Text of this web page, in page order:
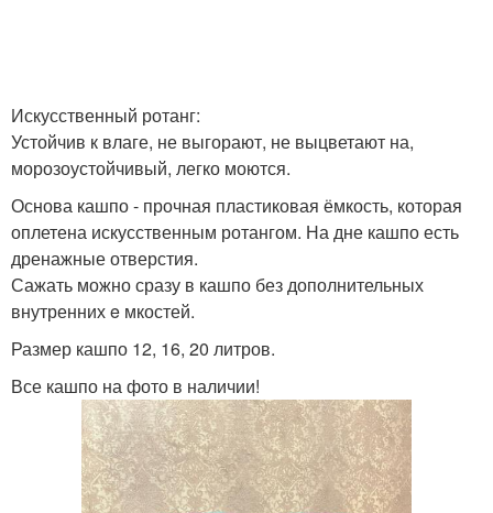
Искусственный ротанг:
Устойчив к влаге, не выгорают, не выцветают на,
морозоустойчивый, легко моются.
Основа кашпо - прочная пластиковая ёмкость, которая
оплетена искусственным ротангом. На дне кашпо есть
дренажные отверстия.
Сажать можно сразу в кашпо без дополнительных
внутренних e мкостей.
Размер кашпо 12, 16, 20 литров.
Все кашпо на фото в наличии!